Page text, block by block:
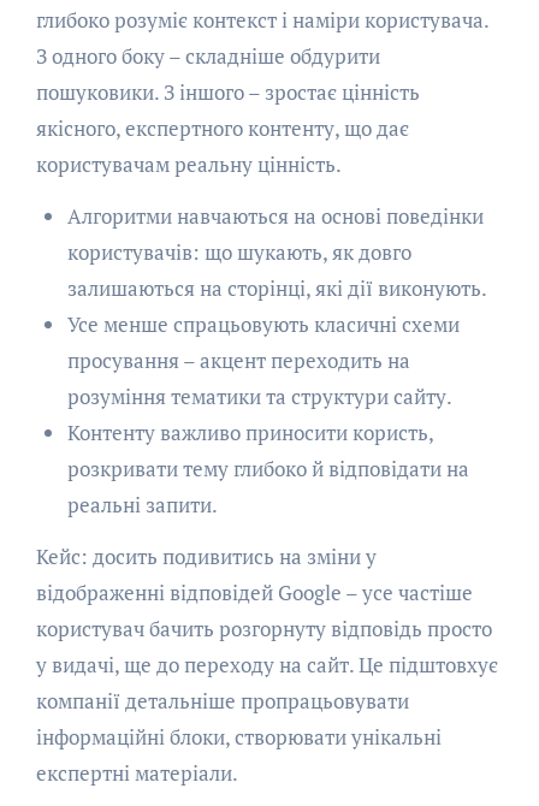
глибоко розуміє контекст і наміри користувача.
З одного боку – складніше обдурити
пошуковики. З іншого – зростає цінність
якісного, експертного контенту, що дає
користувачам реальну цінність.
Алгоритми навчаються на основі поведінки
користувачів: що шукають, як довго
залишаються на сторінці, які дії виконують.
Усе менше спрацьовують класичні схеми
просування – акцент переходить на
розуміння тематики та структури сайту.
Контенту важливо приносити користь,
розкривати тему глибоко й відповідати на
реальні запити.
Кейс: досить подивитись на зміни у
відображенні відповідей Google – усе частіше
користувач бачить розгорнуту відповідь просто
у видачі, ще до переходу на сайт. Це підштовхує
компанії детальніше пропрацьовувати
інформаційні блоки, створювати унікальні
експертні матеріали.